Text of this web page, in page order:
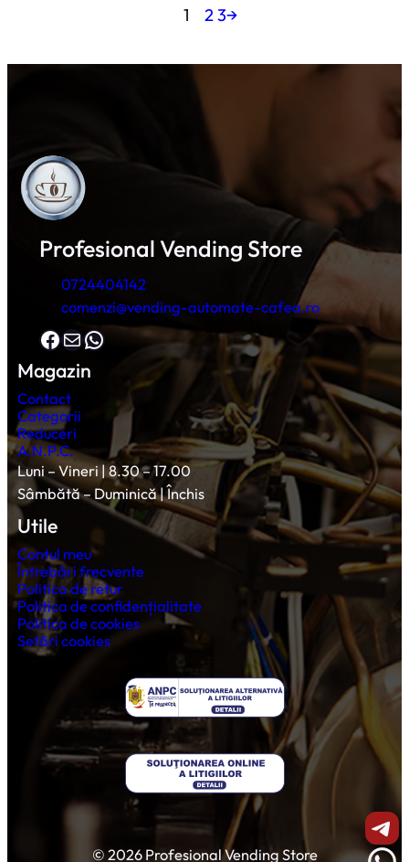
1 23→
Profesional Vending Store
0724404142
comenzi@vending-automate-cafea.ro
Facebook Mail WhatsApp
Magazin
Contact
Categorii
Reduceri
A.N.P.C.
Luni – Vineri | 8.30 – 17.00
Sâmbătă – Duminică | Închis
Utile
Contul meu
Întrebări frecvente
Politica de retur
Politica de confidențialitate
Politica de cookies
Setări cookies
© 2026 Profesional Vending Store